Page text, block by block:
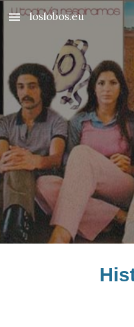
Skip to main content
loslobos.eu